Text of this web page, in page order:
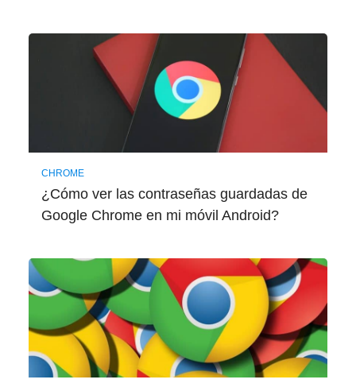
CHROME
¿Cómo ver las contraseñas guardadas de
Google Chrome en mi móvil Android?